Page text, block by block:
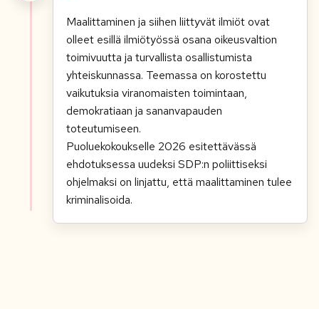
Maalittaminen ja siihen liittyvät ilmiöt ovat
olleet esillä ilmiötyössä osana oikeusvaltion
toimivuutta ja turvallista osallistumista
yhteiskunnassa. Teemassa on korostettu
vaikutuksia viranomaisten toimintaan,
demokratiaan ja sananvapauden
toteutumiseen.
Puoluekokoukselle 2026 esitettävässä
ehdotuksessa uudeksi SDP:n poliittiseksi
ohjelmaksi on linjattu, että maalittaminen tulee
kriminalisoida.